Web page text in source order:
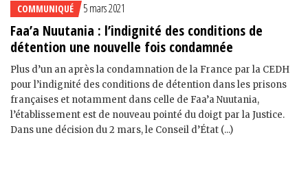
COMMUNIQUÉ 5 mars 2021
Faa’a Nuutania : l’indignité des conditions de
détention une nouvelle fois condamnée
Plus d’un an après la condamnation de la France par la CEDH
pour l’indignité des conditions de détention dans les prisons
françaises et notamment dans celle de Faa’a Nuutania,
l’établissement est de nouveau pointé du doigt par la Justice.
Dans une décision du 2 mars, le Conseil d’État (...)